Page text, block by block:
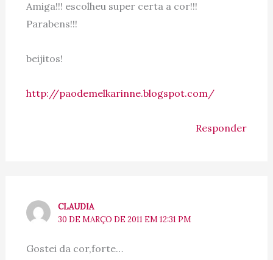
Amiga!!! escolheu super certa a cor!!!
Parabens!!!
beijitos!
http://paodemelkarinne.blogspot.com/
Responder
CLAUDIA
30 DE MARÇO DE 2011 EM 12:31 PM
Gostei da cor,forte…